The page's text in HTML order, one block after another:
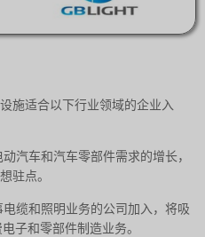
施适合以下行业领域的企业入
汽车和汽车零部件需求的增长，
驻点。
缆和照明业务的公司加入，将吸
子和零部件制造业务。